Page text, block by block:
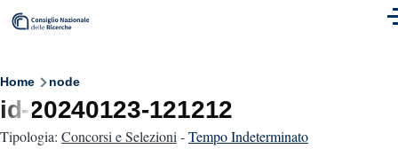
Skip to main content
Breadcrumb
Home node
id-20240123-121212
Tipologia: Concorsi e Selezioni -Tempo Indeterminato